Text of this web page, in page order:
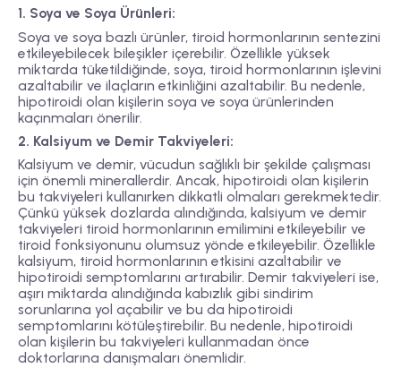
1. Soya ve Soya Ürünleri:
Soya ve soya bazlı ürünler, tiroid hormonlarının sentezini
etkileyebilecek bileşikler içerebilir. Özellikle yüksek
miktarda tüketildiğinde, soya, tiroid hormonlarının işlevini
azaltabilir ve ilaçların etkinliğini azaltabilir. Bu nedenle,
hipotiroidi olan kişilerin soya ve soya ürünlerinden
kaçınmaları önerilir.
2. Kalsiyum ve Demir Takviyeleri:
Kalsiyum ve demir, vücudun sağlıklı bir şekilde çalışması
için önemli minerallerdir. Ancak, hipotiroidi olan kişilerin
bu takviyeleri kullanırken dikkatli olmaları gerekmektedir.
Çünkü yüksek dozlarda alındığında, kalsiyum ve demir
takviyeleri tiroid hormonlarının emilimini etkileyebilir ve
tiroid fonksiyonunu olumsuz yönde etkileyebilir. Özellikle
kalsiyum, tiroid hormonlarının etkisini azaltabilir ve
hipotiroidi semptomlarını artırabilir. Demir takviyeleri ise,
aşırı miktarda alındığında kabızlık gibi sindirim
sorunlarına yol açabilir ve bu da hipotiroidi
semptomlarını kötüleştirebilir. Bu nedenle, hipotiroidi
olan kişilerin bu takviyeleri kullanmadan önce
doktorlarına danışmaları önemlidir.